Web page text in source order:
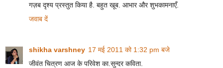
गज़ब दृश्य प्रस्तुत किया है. बहुत खूब. आभार और शुभकामनाएँ.
जवाब दें
shikha varshney 17 मई 2011 को 1:32 pm बजे
जीवंत चित्रण आज के परिवेश का.सुन्दर कविता.